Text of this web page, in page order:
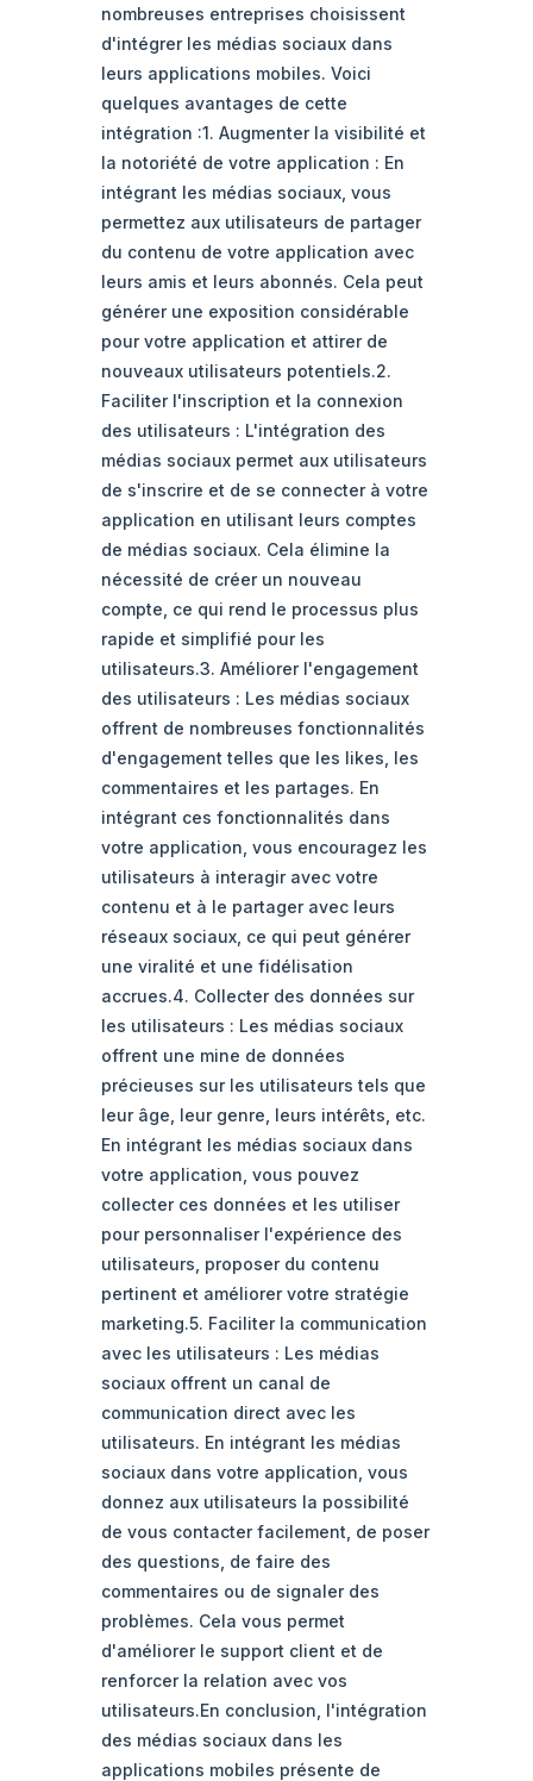
nombreuses entreprises choisissent
d'intégrer les médias sociaux dans
leurs applications mobiles. Voici
quelques avantages de cette
intégration :1. Augmenter la visibilité et
la notoriété de votre application : En
intégrant les médias sociaux, vous
permettez aux utilisateurs de partager
du contenu de votre application avec
leurs amis et leurs abonnés. Cela peut
générer une exposition considérable
pour votre application et attirer de
nouveaux utilisateurs potentiels.2.
Faciliter l'inscription et la connexion
des utilisateurs : L'intégration des
médias sociaux permet aux utilisateurs
de s'inscrire et de se connecter à votre
application en utilisant leurs comptes
de médias sociaux. Cela élimine la
nécessité de créer un nouveau
compte, ce qui rend le processus plus
rapide et simplifié pour les
utilisateurs.3. Améliorer l'engagement
des utilisateurs : Les médias sociaux
offrent de nombreuses fonctionnalités
d'engagement telles que les likes, les
commentaires et les partages. En
intégrant ces fonctionnalités dans
votre application, vous encouragez les
utilisateurs à interagir avec votre
contenu et à le partager avec leurs
réseaux sociaux, ce qui peut générer
une viralité et une fidélisation
accrues.4. Collecter des données sur
les utilisateurs : Les médias sociaux
offrent une mine de données
précieuses sur les utilisateurs tels que
leur âge, leur genre, leurs intérêts, etc.
En intégrant les médias sociaux dans
votre application, vous pouvez
collecter ces données et les utiliser
pour personnaliser l'expérience des
utilisateurs, proposer du contenu
pertinent et améliorer votre stratégie
marketing.5. Faciliter la communication
avec les utilisateurs : Les médias
sociaux offrent un canal de
communication direct avec les
utilisateurs. En intégrant les médias
sociaux dans votre application, vous
donnez aux utilisateurs la possibilité
de vous contacter facilement, de poser
des questions, de faire des
commentaires ou de signaler des
problèmes. Cela vous permet
d'améliorer le support client et de
renforcer la relation avec vos
utilisateurs.En conclusion, l'intégration
des médias sociaux dans les
applications mobiles présente de